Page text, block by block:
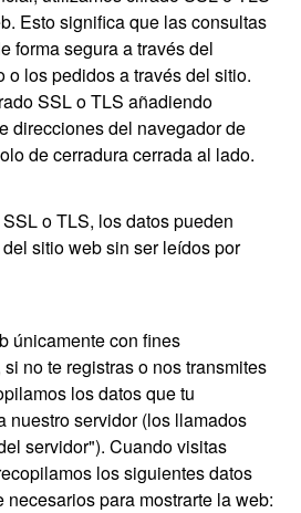
Esto significa que las consultas
forma segura a través del
o los pedidos a través del sitio.
SSL o TLS añadiendo
direcciones del navegador de
de cerradura cerrada al lado.
o TLS, los datos pueden
sitio web sin ser leídos por
únicamente con fines
no te registras o nos transmites
los datos que tu
nuestro servidor (los llamados
servidor"). Cuando visitas
los siguientes datos
para mostrarte la web: